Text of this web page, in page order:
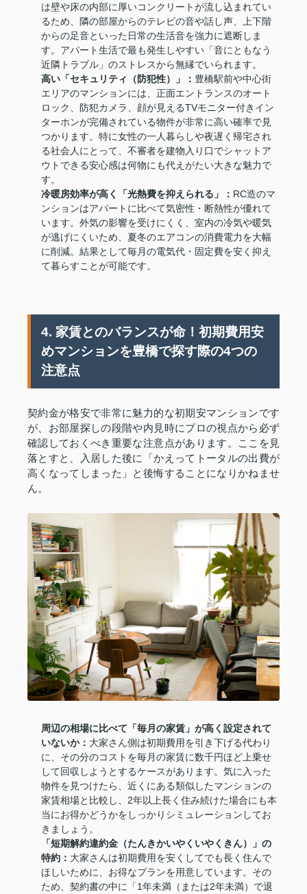
は壁や床の内部に厚いコンクリートが流し込まれてい
るため、隣の部屋からのテレビの音や話し声、上下階
からの足音といった日常の生活音を強力に遮断しま
す。アパート生活で最も発生しやすい「音にともなう
近隣トラブル」のストレスから無縁でいられます。
高い「セキュリティ（防犯性）」： 豊橋駅前や中心街
エリアのマンションには、正面エントランスのオート
ロック、防犯カメラ、顔が見えるTVモニター付きイン
ターホンが完備されている物件が非常に高い確率で見
つかります。特に女性の一人暮らしや夜遅く帰宅され
る社会人にとって、不審者を建物入り口でシャットア
ウトできる安心感は何物にも代えがたい大きな魅力で
す。
冷暖房効率が高く「光熱費を抑えられる」： RC造のマ
ンションはアパートに比べて気密性・断熱性が優れて
います。外気の影響を受けにくく、室内の冷気や暖気
が逃げにくいため、夏冬のエアコンの消費電力を大幅
に削減。結果として毎月の電気代・固定費を安く抑え
て暮らすことが可能です。
4. 家賃とのバランスが命！初期費用安
めマンションを豊橋で探す際の4つの
注意点
契約金が格安で非常に魅力的な初期安マンションです
が、お部屋探しの段階や内見時にプロの視点から必ず
確認しておくべき重要な注意点があります。ここを見
落とすと、入居した後に「かえってトータルの出費が
高くなってしまった」と後悔することになりかねませ
ん。
周辺の相場に比べて「毎月の家賃」が高く設定されて
いないか： 大家さん側は初期費用を引き下げる代わり
に、その分のコストを毎月の家賃に数千円ほど上乗せ
して回収しようとするケースがあります。気に入った
物件を見つけたら、近くにある類似したマンションの
家賃相場と比較し、2年以上長く住み続けた場合にも本
当にお得かどうかをしっかりシミュレーションしてお
きましょう。
「短期解約違約金（たんきかいやくいやくきん）」の
特約： 大家さんは初期費用を安くしてでも長く住んで
ほしいために、お得なプランを用意しています。その
ため、契約書の中に「1年未満（または2年未満）で退